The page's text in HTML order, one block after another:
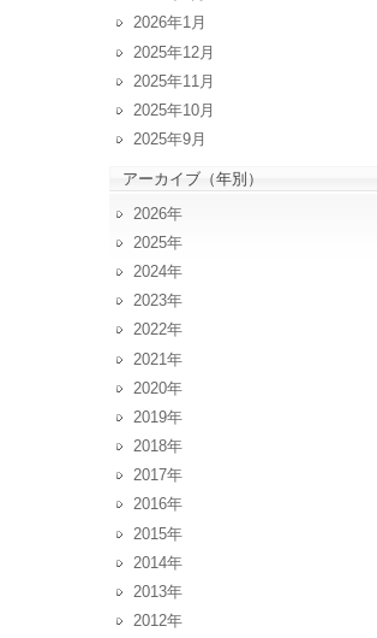
2026年1月
2025年12月
2025年11月
2025年10月
2025年9月
アーカイブ（年別）
2026
2025
2024
2023
2022
2021
2020
2019
2018
2017
2016
2015
2014
2013
2012